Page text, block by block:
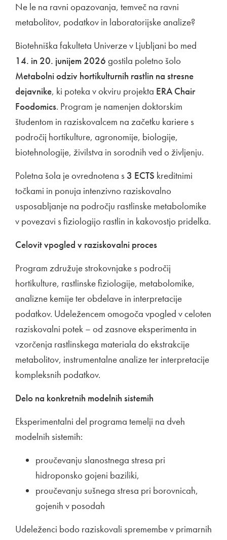
Ne le na ravni opazovanja, temveč na ravni
metabolitov, podatkov in laboratorijske analize?
Biotehniška fakulteta Univerze v Ljubljani bo med
14. in 20. junijem 2026 gostila poletno šolo
Metabolni odziv hortikulturnih rastlin na stresne
dejavnike, ki poteka v okviru projekta ERA Chair
Foodomics. Program je namenjen doktorskim
študentom in raziskovalcem na začetku kariere s
področij hortikulture, agronomije, biologije,
biotehnologije, živilstva in sorodnih ved o življenju.
Poletna šola je ovrednotena s 3 ECTS kreditnimi
točkami in ponuja intenzivno raziskovalno
usposabljanje na področju rastlinske metabolomike
v povezavi s fiziologijo rastlin in kakovostjo pridelka.
Celovit vpogled v raziskovalni proces
Program združuje strokovnjake s področij
hortikulture, rastlinske fiziologije, metabolomike,
analizne kemije ter obdelave in interpretacije
podatkov. Udeležencem omogoča vpogled v celoten
raziskovalni potek – od zasnove eksperimenta in
vzorčenja rastlinskega materiala do ekstrakcije
metabolitov, instrumentalne analize ter interpretacije
kompleksnih podatkov.
Delo na konkretnih modelnih sistemih
Eksperimentalni del programa temelji na dveh
modelnih sistemih:
proučevanju slanostnega stresa pri
hidroponsko gojeni baziliki,
proučevanju sušnega stresa pri borovnicah,
gojenih v posodah
Udeleženci bodo raziskovali spremembe v primarnih